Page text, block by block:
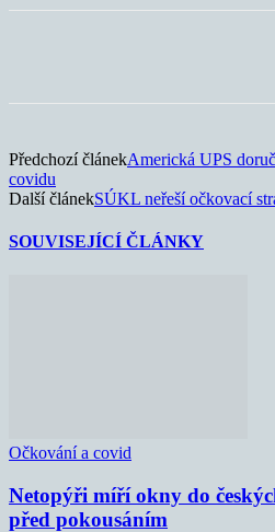
Předchozí článekAmerická UPS
covidu
Další článekSÚKL neřeší očkovací
SOUVISEJÍCÍ ČLÁNKY
Očkování a covid
Netopýři míří okny do
před pokousáním